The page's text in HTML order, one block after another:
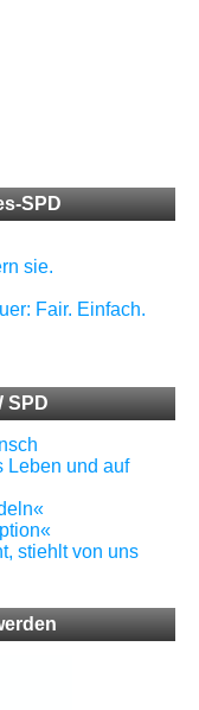
SPD
sie.
Fair. Einfach.
SPD
Leben und auf
stiehlt von uns